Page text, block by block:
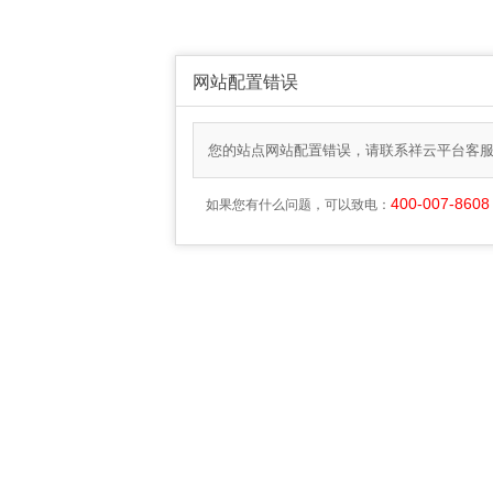
网站配置错误
您的站点网站配置错误，请联系祥云平台客
如果您有什么问题，可以致电： 400-007-8608